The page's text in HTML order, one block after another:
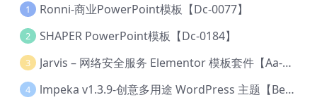
1 Ronni-商业PowerPoint模板【Dc-0077】
2 SHAPER PowerPoint模板【Dc-0184】
3 Jarvis – 网络安全服务 Elementor 模板套件【Aa-0035】
4 lmpeka v1.3.9-创意多用途 WordPress 主题【Be-0064】